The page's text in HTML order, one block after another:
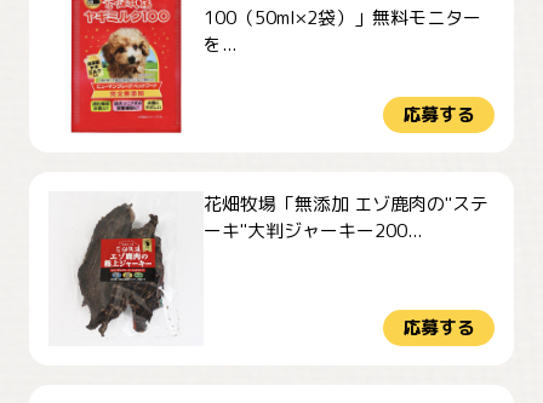
100（50ml×2袋）」無料モニター
を...
応募する
花畑牧場「無添加 エゾ鹿肉の"ステ
ーキ"大判ジャーキー200...
応募する